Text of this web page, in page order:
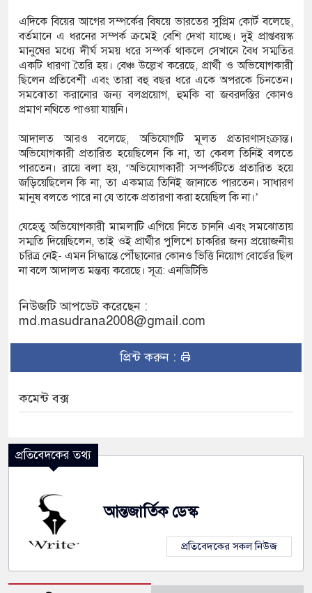
এদিকে বিয়ের আগের সম্পর্কের বিষয়ে ভারতের সুপ্রিম কোর্ট বলেছে,
বর্তমানে এ ধরনের সম্পর্ক ক্রমেই বেশি দেখা যাচ্ছে। দুই প্রাপ্তবয়স্ক
মানুষের মধ্যে দীর্ঘ সময় ধরে সম্পর্ক থাকলে সেখানে বৈধ সম্মতির
একটি ধারণা তৈরি হয়। বেঞ্চ উল্লেখ করেছে, প্রার্থী ও অভিযোগকারী
ছিলেন প্রতিবেশী এবং তারা বহু বছর ধরে একে অপরকে চিনতেন।
সমঝোতা করানোর জন্য বলপ্রয়োগ, হুমকি বা জবরদস্তির কোনও
প্রমাণ নথিতে পাওয়া যায়নি।
আদালত আরও বলেছে, অভিযোগটি মূলত প্রতারণাসংক্রান্ত।
অভিযোগকারী প্রতারিত হয়েছিলেন কি না, তা কেবল তিনিই বলতে
পারতেন। রায়ে বলা হয়, ‘অভিযোগকারী সম্পর্কটিতে প্রতারিত হয়ে
জড়িয়েছিলেন কি না, তা একমাত্র তিনিই জানাতে পারতেন। সাধারণ
মানুষ বলতে পারে না যে তাকে প্রতারণা করা হয়েছিল কি না।’
যেহেতু অভিযোগকারী মামলাটি এগিয়ে নিতে চাননি এবং সমঝোতায়
সম্মতি দিয়েছিলেন, তাই ওই প্রার্থীর পুলিশে চাকরির জন্য প্রয়োজনীয়
চরিত্র নেই- এমন সিদ্ধান্তে পৌঁছানোর কোনও ভিত্তি নিয়োগ বোর্ডের ছিল
না বলে আদালত মন্তব্য করেছে। সূত্র: এনডিটিভি
নিউজটি আপডেট করেছেন :
md.masudrana2008@gmail.com
প্রিন্ট করুন :
কমেন্ট বক্স
প্রতিবেদকের তথ্য
আন্তজার্তিক ডেস্ক
প্রতিবেদকের সকল নিউজ